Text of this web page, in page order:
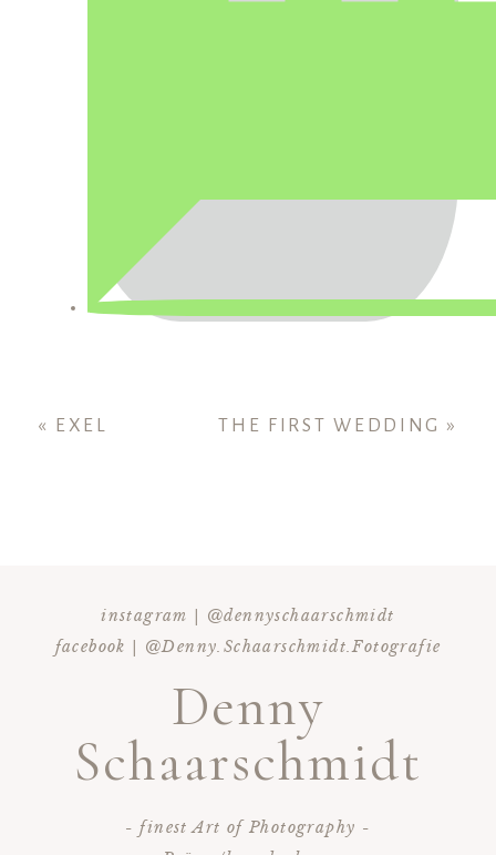
« EXEL THE FIRST WEDDING »
instagram | @dennyschaarschmidt
facebook | @Denny.Schaarschmidt.Fotografie
Denny
Schaarschmidt
- finest Art of Photography -